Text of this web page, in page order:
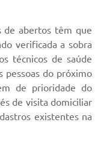
de abertos têm que
verificada a sobra
técnicos de saúde
pessoas do próximo
de prioridade do
de visita domiciliar
existentes na